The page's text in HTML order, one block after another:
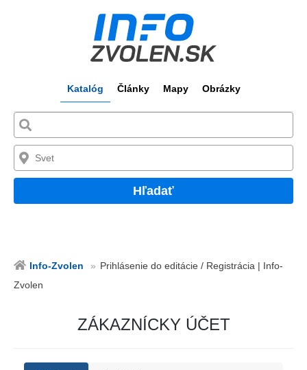
Katalóg Články Mapy Obrázky
Hľadať
Info-Zvolen
Prihlásenie do editácie / Registrácia | Info-
Zvolen
ZÁKAZNÍCKY ÚČET